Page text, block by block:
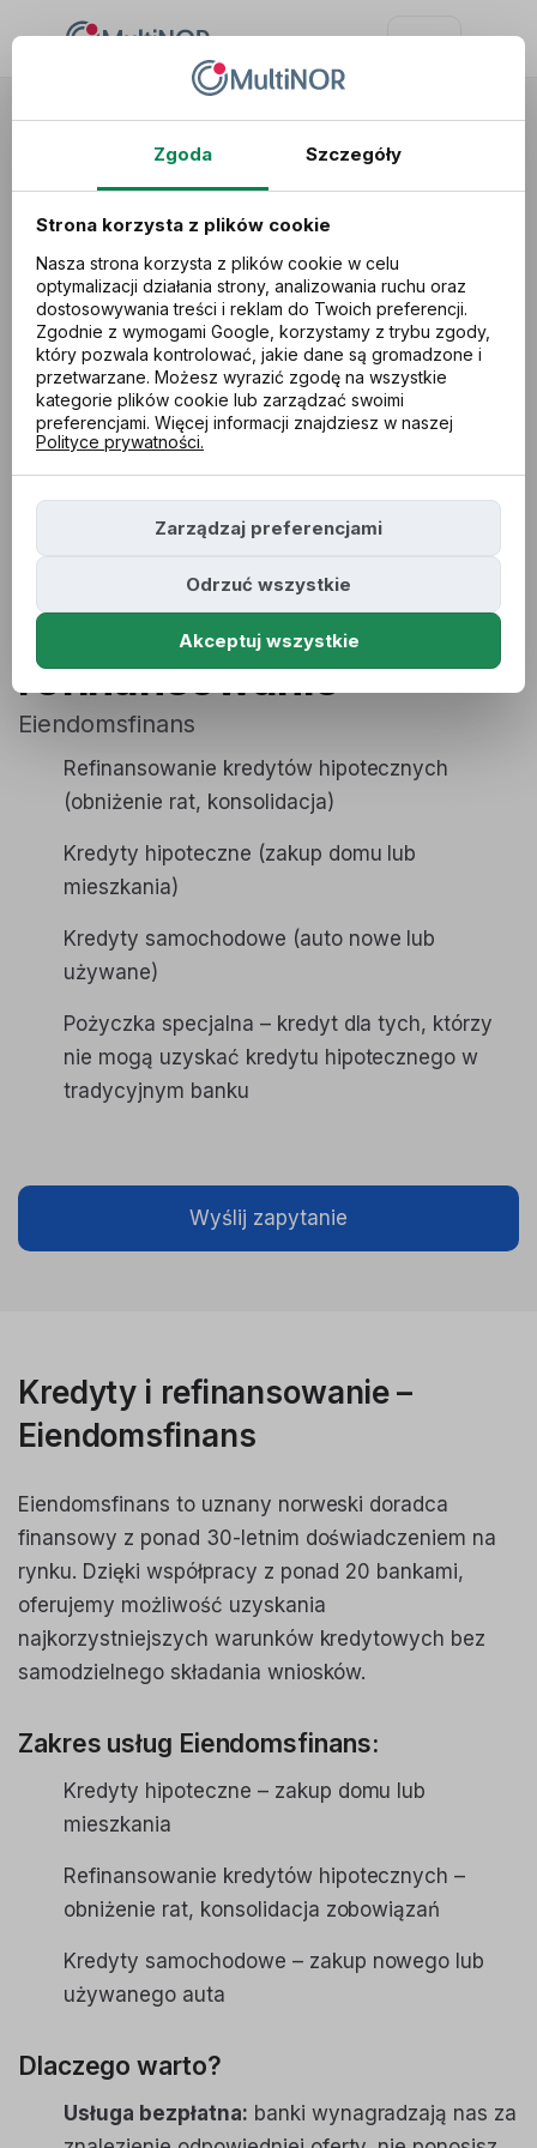
Usługi Pieniądze Eiendomsfinans
Kredyty i
refinansowanie
Eiendomsfinans
Refinansowanie kredytów hipotecznych
(obniżenie rat, konsolidacja)
Kredyty hipoteczne (zakup domu lub
mieszkania)
Kredyty samochodowe (auto nowe lub
używane)
Pożyczka specjalna – kredyt dla tych, którzy
nie mogą uzyskać kredytu hipotecznego w
tradycyjnym banku
Wyślij zapytanie
Kredyty i refinansowanie –
Eiendomsfinans
Eiendomsfinans to uznany norweski doradca
finansowy z ponad 30-letnim doświadczeniem na
rynku. Dzięki współpracy z ponad 20 bankami,
oferujemy możliwość uzyskania
najkorzystniejszych warunków kredytowych bez
samodzielnego składania wniosków.
Zakres usług Eiendomsfinans:
Kredyty hipoteczne – zakup domu lub
mieszkania
Refinansowanie kredytów hipotecznych –
obniżenie rat, konsolidacja zobowiązań
Kredyty samochodowe – zakup nowego lub
używanego auta
Dlaczego warto?
Usługa bezpłatna: banki wynagradzają nas za
Zgoda Szczegóły
Strona korzysta z plików cookie
Nasza strona korzysta z plików cookie w celu
optymalizacji działania strony, analizowania ruchu oraz
dostosowywania treści i reklam do Twoich preferencji.
Zgodnie z wymogami Google, korzystamy z trybu zgody,
który pozwala kontrolować, jakie dane są gromadzone i
przetwarzane. Możesz wyrazić zgodę na wszystkie
kategorie plików cookie lub zarządzać swoimi
preferencjami. Więcej informacji znajdziesz w naszej
Polityce prywatności.
Zarządzaj preferencjami
Odrzuć wszystkie
Akceptuj wszystkie